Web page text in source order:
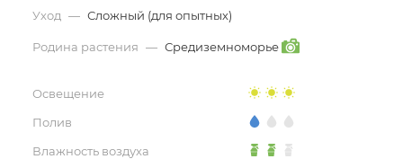
Уход — Сложный (для опытных)
Родина растения — Средиземноморье
Освещение
Полив
Влажность воздуха